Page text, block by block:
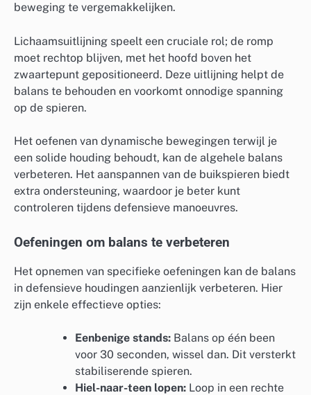
beweging te vergemakkelijken.
Lichaamsuitlijning speelt een cruciale rol; de romp
moet rechtop blijven, met het hoofd boven het
zwaartepunt gepositioneerd. Deze uitlijning helpt de
balans te behouden en voorkomt onnodige spanning
op de spieren.
Het oefenen van dynamische bewegingen terwijl je
een solide houding behoudt, kan de algehele balans
verbeteren. Het aanspannen van de buikspieren biedt
extra ondersteuning, waardoor je beter kunt
controleren tijdens defensieve manoeuvres.
Oefeningen om balans te verbeteren
Het opnemen van specifieke oefeningen kan de balans
in defensieve houdingen aanzienlijk verbeteren. Hier
zijn enkele effectieve opties:
Eenbenige stands: Balans op één been
voor 30 seconden, wissel dan. Dit versterkt
stabiliserende spieren.
Hiel-naar-teen lopen: Loop in een rechte